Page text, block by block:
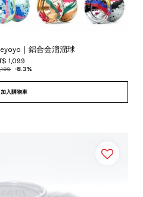
｜鋁合金溜溜球
1,099
-8.3%
加入購物車